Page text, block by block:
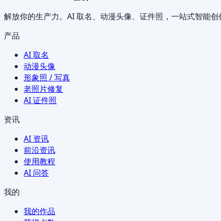
解放你的生产力。AI 取名、动漫头像、证件照，一站式智能
产品
AI 取名
动漫头像
形象照 / 写真
老照片修复
AI 证件照
资讯
AI 资讯
前沿资讯
使用教程
AI 问答
我的
我的作品